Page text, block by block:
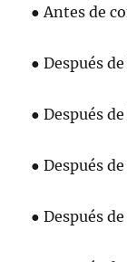
● Antes de
● Después
● Después
● Después
● Después